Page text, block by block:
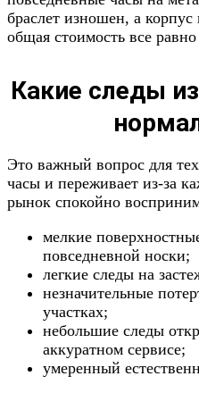
браслет изношен, а
общая стоимость все
Какие следы
Это важный вопрос для
часы и переживает из-за
рынок спокойно
мелкие
повседневной носки;
легкие следы на
незначительные
участках;
небольшие следы
аккуратном сервисе;
умеренный